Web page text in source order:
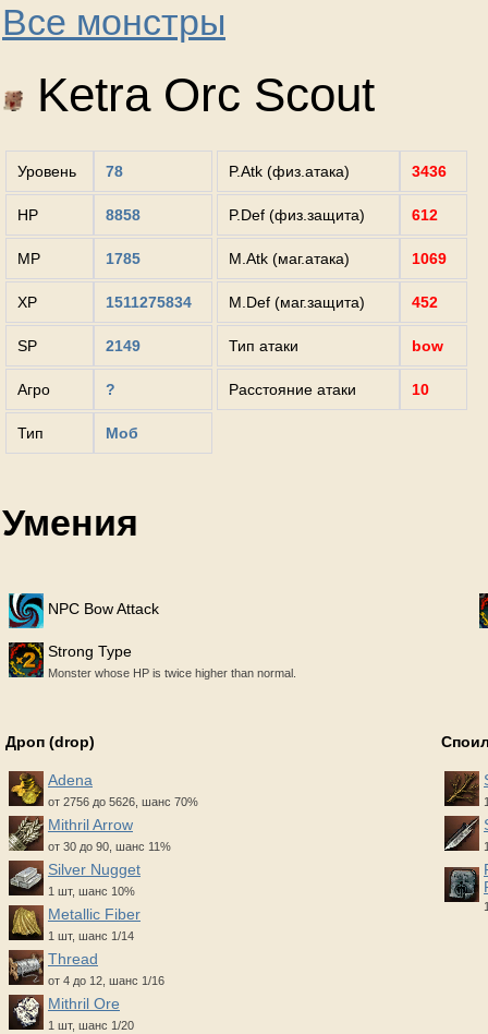
Все монстры
Ketra Orc Scout
Уровень 78
HP 8858
MP 1785
XP 1511275834
SP 2149
Агро ?
Тип Моб
P.Atk (физ.атака) 3436
P.Def (физ.защита) 612
M.Atk (маг.атака) 1069
M.Def (маг.защита) 452
Тип атаки bow
Расстояние атаки 10
Умения
NPC Bow Attack
Strong Type
Monster whose HP is twice higher than normal.
Дроп (drop)
Adena
от 2756 до 5626, шанс 70%
Mithril Arrow
от 30 до 90, шанс 11%
Silver Nugget
1 шт, шанс 10%
Metallic Fiber
1 шт, шанс 1/14
Thread
от 4 до 12, шанс 1/16
Mithril Ore
1 шт, шанс 1/20